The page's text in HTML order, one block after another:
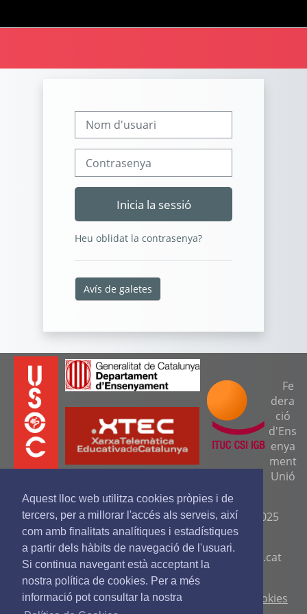
Aquest lloc web utilitza cookies pròpies i de
tercers, per a millorar l'accés als serveis, així
com amb finalitats analítiques i estadístiques
a partir dels hàbits de navegació de l'usuari.
Si continua navegant està acceptant la
nostra política de cookies. Per a més
informació pot consultar la nostra
Inicia la sessió
Heu oblidat la contrasenya?
Avís de galetes
Fe
dera
ció
d'Ens
enya
ment
Unió
Sindical Obrera de Catalunya (FEUSOC).
Seu central: C/ Travessera de Gràcia, 276 (08025
Barcelona).
Telf. 93 329 8111. Fax. 9329 84 16 www.feusoc.cat
feusoc@feusoc.cat
Avís legal- Política de privacitat Política de cookies